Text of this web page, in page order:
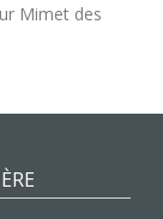
Mimet des